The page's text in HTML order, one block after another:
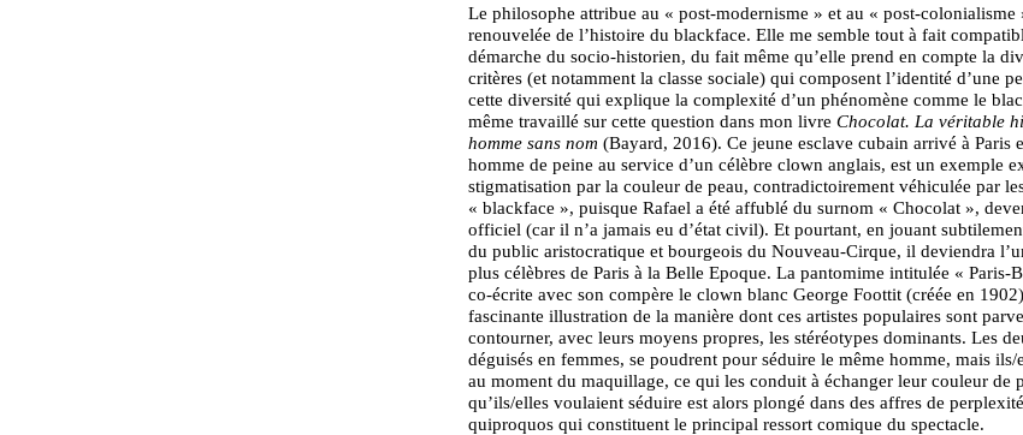
Le philosophe attribue au « post-modernisme » et au « post-colonialisme
renouvelée de l’histoire du blackface. Elle me semble tout à fait
démarche du socio-historien, du fait même qu’elle prend en compte la
critères (et notamment la classe sociale) qui composent l’identité d’une
cette diversité qui explique la complexité d’un phénomène comme le
même travaillé sur cette question dans mon livre Chocolat. La véritable
homme sans nom (Bayard, 2016). Ce jeune esclave cubain arrivé à Paris
homme de peine au service d’un célèbre clown anglais, est un exemple
stigmatisation par la couleur de peau, contradictoirement véhiculée par
« blackface », puisque Rafael a été affublé du surnom « Chocolat »,
officiel (car il n’a jamais eu d’état civil). Et pourtant, en jouant
du public aristocratique et bourgeois du Nouveau-Cirque, il deviendra
plus célèbres de Paris à la Belle Epoque. La pantomime intitulée « Paris-
co-écrite avec son compère le clown blanc George Foottit (créée en
fascinante illustration de la manière dont ces artistes populaires sont
contourner, avec leurs moyens propres, les stéréotypes dominants. Les
déguisés en femmes, se poudrent pour séduire le même homme, mais ils/
au moment du maquillage, ce qui les conduit à échanger leur couleur de
qu’ils/elles voulaient séduire est alors plongé dans des affres de
quiproquos qui constituent le principal ressort comique du spectacle.